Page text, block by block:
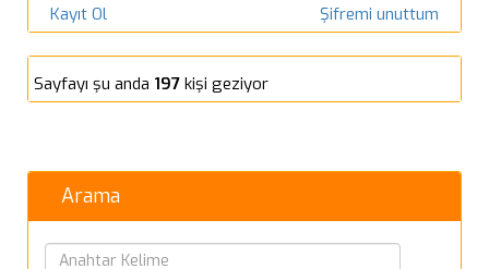
Kayıt Ol Şifremi unuttum
Sayfayı şu anda 197 kişi geziyor
Arama